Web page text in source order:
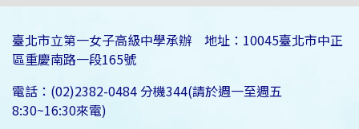
臺北市立第一女子高級中學承辦 地址：10045臺北市中正
區重慶南路一段165號
電話：(02)2382-0484 分機344(請於週一至週五
8:30~16:30來電)